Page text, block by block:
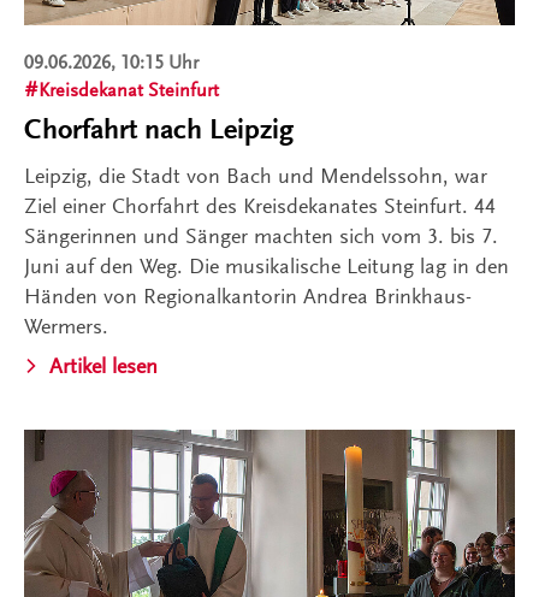
09.06.2026, 10:15 Uhr
Kreisdekanat Steinfurt
Chorfahrt nach Leipzig
Leipzig, die Stadt von Bach und Mendelssohn, war
Ziel einer Chorfahrt des Kreisdekanates Steinfurt. 44
Sängerinnen und Sänger machten sich vom 3. bis 7.
Juni auf den Weg. Die musikalische Leitung lag in den
Händen von Regionalkantorin Andrea Brinkhaus-
Wermers.
Artikel lesen